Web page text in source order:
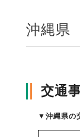
損害保険とは
協会の活動・
沖縄県
交通
▼ 沖縄県の